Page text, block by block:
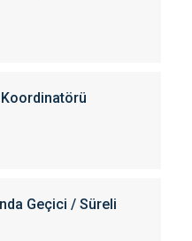
Geçici / Süreli